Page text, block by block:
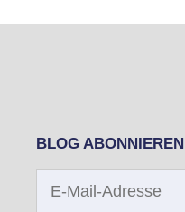
BLOG ABONNIEREN
Mail-